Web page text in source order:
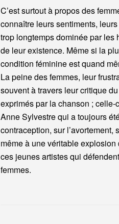
C’est surtout à propos des
connaître leurs sentiments,
trop longtemps dominée par les
de leur existence. Même si la
condition féminine est quand
La peine des femmes, leur
souvent à travers leur critique
exprimés par la chanson ;
Anne Sylvestre qui a toujours
contraception, sur l’avortement,
même à une véritable
ces jeunes artistes qui
femmes.